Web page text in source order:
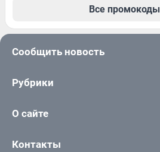
Все промокоды
Сообщить новость
Рубрики
О сайте
Контакты